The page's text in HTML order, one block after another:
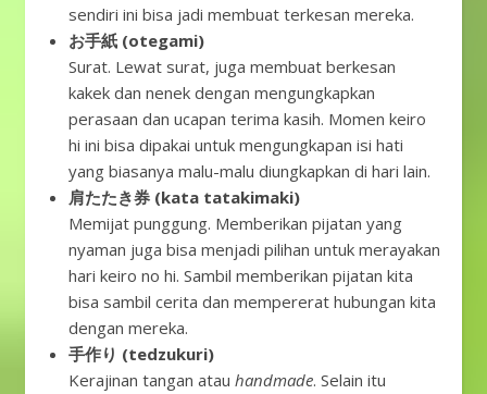
sendiri ini bisa jadi membuat terkesan mereka.
お手紙 (otegami)
Surat. Lewat surat, juga membuat berkesan
kakek dan nenek dengan mengungkapkan
perasaan dan ucapan terima kasih. Momen keiro
hi ini bisa dipakai untuk mengungkapan isi hati
yang biasanya malu-malu diungkapkan di hari lain.
肩たたき券 (kata tatakimaki)
Memijat punggung. Memberikan pijatan yang
nyaman juga bisa menjadi pilihan untuk merayakan
hari keiro no hi. Sambil memberikan pijatan kita
bisa sambil cerita dan mempererat hubungan kita
dengan mereka.
手作り (tedzukuri)
Kerajinan tangan atau handmade. Selain itu